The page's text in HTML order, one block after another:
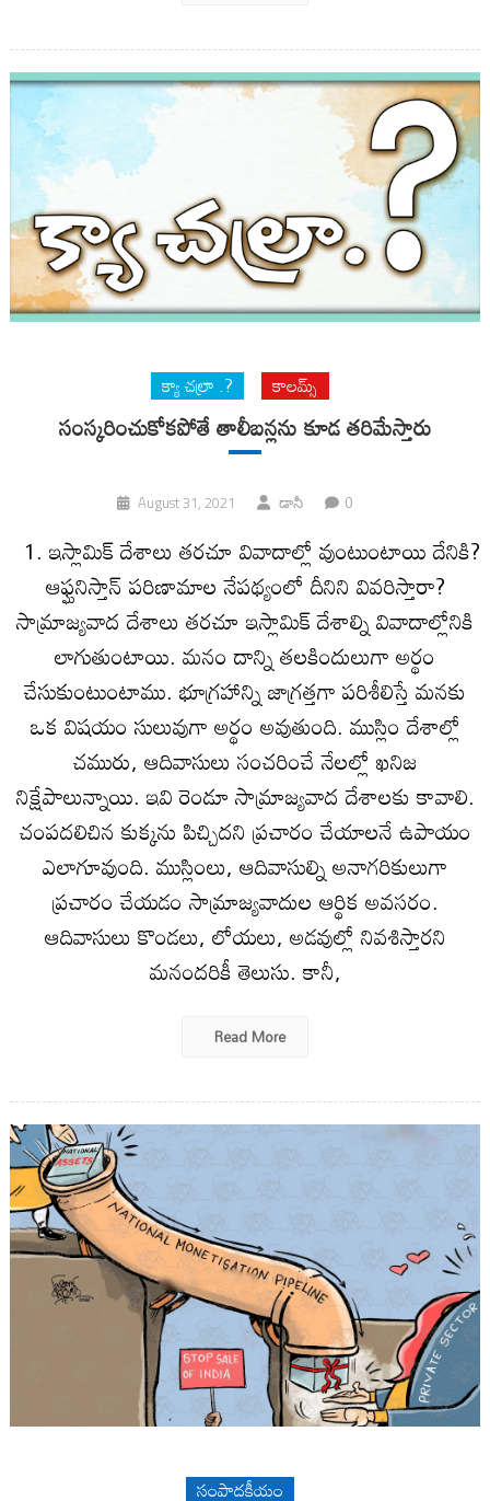
క్యా చల్రా .? కాలమ్స్
సంస్కరించుకోకపోతే తాలీబన్లను కూడ తరిమేస్తారు
August 31, 2021 డానీ 0
1. ఇస్లామిక్ దేశాలు తరచూ వివాదాల్లో వుంటుంటాయి దేనికి?
ఆఫ్ఘనిస్తాన్ పరిణామాల నేపథ్యంలో దీనిని వివరిస్తారా?
సామ్రాజ్యవాద దేశాలు తరచూ ఇస్లామిక్ దేశాల్ని వివాదాల్లోనికి
లాగుతుంటాయి. మనం దాన్ని తలకిందులుగా అర్థం
చేసుకుంటుంటాము. భూగ్రహాన్ని జాగ్రత్తగా పరిశీలిస్తే మనకు
ఒక విషయం సులువుగా అర్థం అవుతుంది. ముస్లిం దేశాల్లో
చమురు, ఆదివాసులు సంచరించే నేలల్లో ఖనిజ
నిక్షేపాలున్నాయి. ఇవి రెండూ సామ్రాజ్యవాద దేశాలకు కావాలి.
చంపదలిచిన కుక్కను పిచ్చిదని ప్రచారం చేయాలనే ఉపాయం
ఎలాగూవుంది. ముస్లింలు, ఆదివాసుల్ని అనాగరికులుగా
ప్రచారం చేయడం సామ్రాజ్యవాదుల ఆర్థిక అవసరం.
ఆదివాసులు కొండలు, లోయలు, అడవుల్లో నివశిస్తారని
మనందరికీ తెలుసు. కానీ,
Read More
సంపాదకీయం